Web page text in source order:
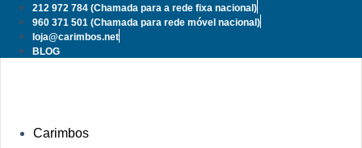
Pular
para
conteúdo
212 972 784 (Chamada para a rede fixa nacional)
960 371 501 (Chamada para rede móvel nacional)
loja@carimbos.net
BLOG
Carimbos